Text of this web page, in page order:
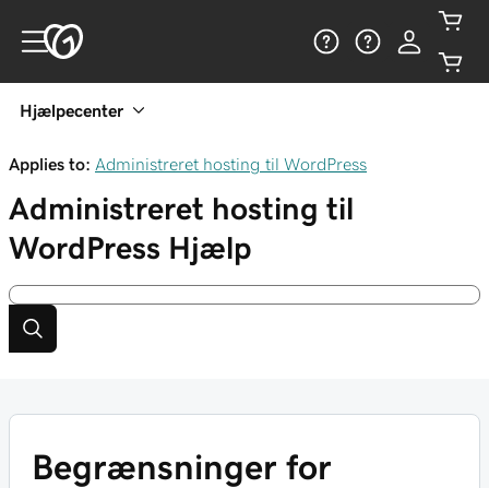
Hjælpecenter
Applies to: Administreret hosting til WordPress
Administreret hosting til
WordPress Hjælp
Begrænsninger for